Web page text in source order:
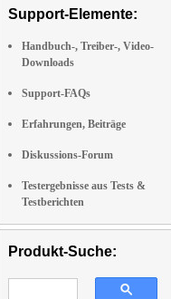
Support-Elemente:
Handbuch-, Treiber-, Video-
Downloads
Support-FAQs
Erfahrungen, Beiträge
Diskussions-Forum
Testergebnisse aus Tests &
Testberichten
Produkt-Suche: